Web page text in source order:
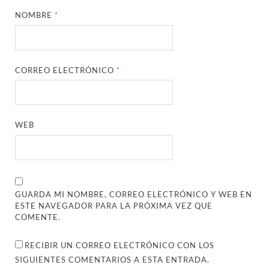
NOMBRE *
CORREO ELECTRÓNICO *
WEB
GUARDA MI NOMBRE, CORREO ELECTRÓNICO Y WEB EN
ESTE NAVEGADOR PARA LA PRÓXIMA VEZ QUE
COMENTE.
RECIBIR UN CORREO ELECTRÓNICO CON LOS
SIGUIENTES COMENTARIOS A ESTA ENTRADA.